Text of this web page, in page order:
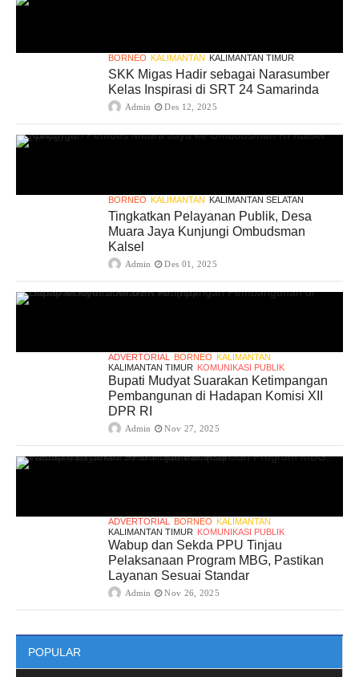
BORNEO KALIMANTAN KALIMANTAN TIMUR
SKK Migas Hadir sebagai Narasumber
Kelas Inspirasi di SRT 24 Samarinda
Admin Des 12, 2025
BORNEO KALIMANTAN KALIMANTAN SELATAN
Tingkatkan Pelayanan Publik, Desa
Muara Jaya Kunjungi Ombudsman
Kalsel
Admin Des 01, 2025
ADVERTORIAL BORNEO KALIMANTAN
KALIMANTAN TIMUR KOMUNIKASI PUBLIK
Bupati Mudyat Suarakan Ketimpangan
Pembangunan di Hadapan Komisi XII
DPR RI
Admin Nov 27, 2025
ADVERTORIAL BORNEO KALIMANTAN
KALIMANTAN TIMUR KOMUNIKASI PUBLIK
Wabup dan Sekda PPU Tinjau
Pelaksanaan Program MBG, Pastikan
Layanan Sesuai Standar
Admin Nov 26, 2025
POPULAR